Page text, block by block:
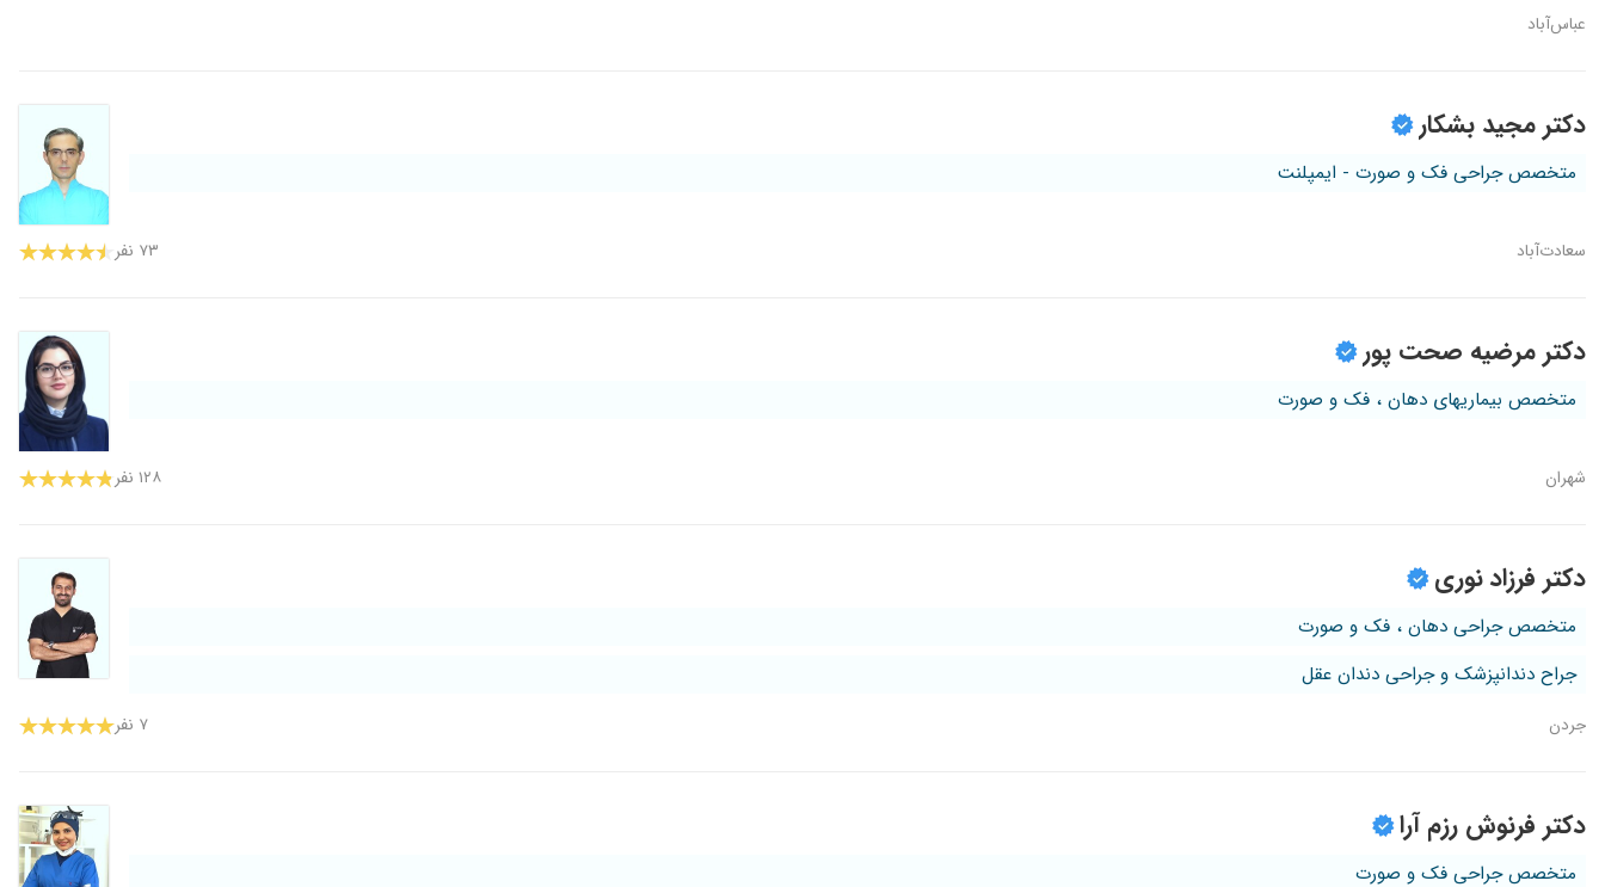
عباس‌آباد
دکتر مجید بشکار
متخصص جراحی فک و صورت - ایمپلنت
سعادت‌آباد ۷۳ نفر
دکتر مرضیه صحت پور
متخصص بیماریهای دهان ، فک و صورت
شهران ۱۲۸ نفر
دکتر فرزاد نوری
متخصص جراحی دهان ، فک و صورت
جراح دندانپزشک و جراحی دندان عقل
جردن ۷ نفر
دکتر فرنوش رزم آرا
متخصص جراحی فک و صورت